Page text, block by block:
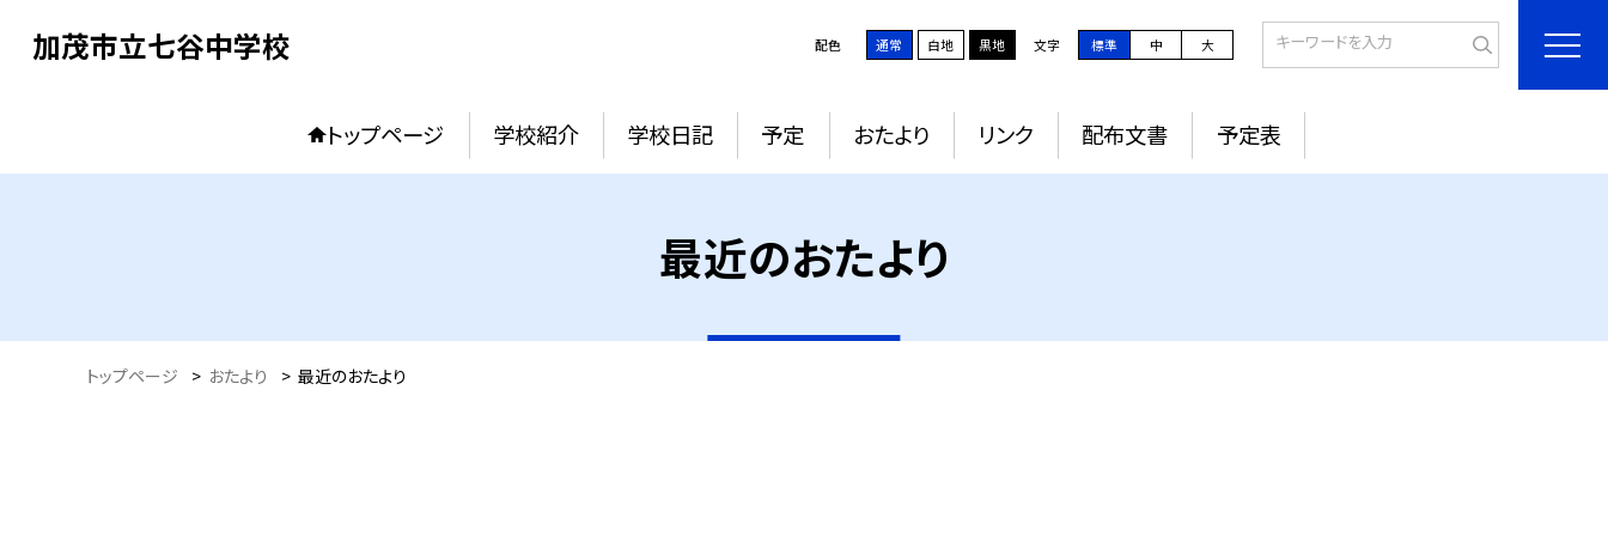
加茂市立七谷中学校 配色 通常 白地 黒地 文字 標準 中 大
トップページ 学校紹介 学校日記 予定 おたより リンク 配布文書 予定表
最近のおたより
トップページ > おたより > 最近のおたより